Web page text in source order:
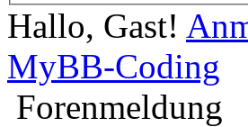
Hallo, Gast!
MyBB-Coding
Forenmeldung